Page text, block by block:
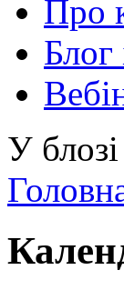
Про
Блог
У
Ви є тут